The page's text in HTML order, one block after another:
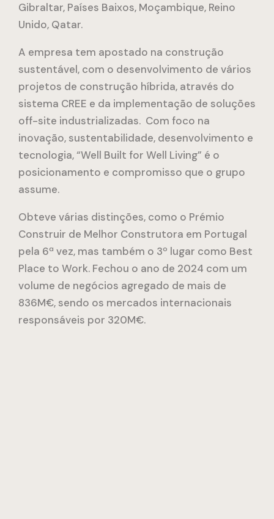
Gibraltar, Países Baixos, Moçambique, Reino
Unido, Qatar.
A empresa tem apostado na construção
sustentável, com o desenvolvimento de vários
projetos de construção híbrida, através do
sistema CREE e da implementação de soluções
off-site industrializadas. Com foco na
inovação, sustentabilidade, desenvolvimento e
tecnologia, “Well Built for Well Living” é o
posicionamento e compromisso que o grupo
assume.
Obteve várias distinções, como o Prémio
Construir de Melhor Construtora em Portugal
pela 6ª vez, mas também o 3º lugar como Best
Place to Work. Fechou o ano de 2024 com um
volume de negócios agregado de mais de
836M€, sendo os mercados internacionais
responsáveis por 320M€.